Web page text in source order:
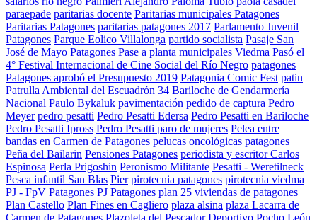
paraepade paritarias docente Paritarias municipales Patagones
Paritarias Patagones paritarias patagones 2017 Parlamento Juvenil
Patagones Parque Eolico Villalonga partido socialista Pasaje San
José de Mayo Patagones Pase a planta municipales Viedma Pasó el
4° Festival Internacional de Cine Social del Río Negro patagones
Patagones aprobó el Presupuesto 2019 Patagonia Comic Fest patin
Patrulla Ambiental del Escuadrón 34 Bariloche de Gendarmería
Nacional Paulo Bykaluk pavimentación pedido de captura Pedro
Meyer pedro pesatti Pedro Pesatti Edersa Pedro Pesatti en Bariloche
Pedro Pesatti Ipross Pedro Pesatti paro de mujeres Pelea entre
bandas en Carmen de Patagones pelucas oncológicas patagones
Peña del Bailarin Pensiones Patagones periodista y escritor Carlos
Espinosa Perla Prigoshin Peronismo Militante Pesatti - Weretilneck
Pesca infantil San Blas Pier pirotecnia patagones pirotecnia viedma
PJ - FpV Patagones PJ Patagones plan 25 viviendas de patagones
Plan Castello Plan Fines en Cagliero plaza alsina plaza Lacarra de